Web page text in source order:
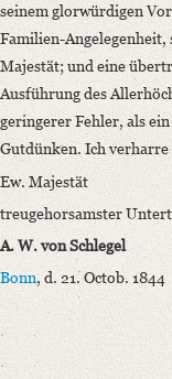
seinem glorwürdigen
Familien-Angelegenheit,
Majestät; und eine
Ausführung des
geringerer Fehler, als
Gutdünken. Ich
Ew. Majestät
treugehorsamster
A. W. von Schlegel
Bonn, d. 21. Octob. 1844